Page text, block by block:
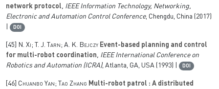
network protocol, IEEE Information Technology, Networking,
Electronic and Automation Control Conference, Chengdu, China (2017)
DOI
[45] N. Xi; T. J. Tarn; A. K. Bejczy Event-based planning and control
for multi-robot coordination, IEEE International Conference on
Robotics and Automation (ICRA), Atlanta, GA, USA (1993) | DOI
[46] Chuanbo Yan; Tao Zhang Multi-robot patrol : A distributed